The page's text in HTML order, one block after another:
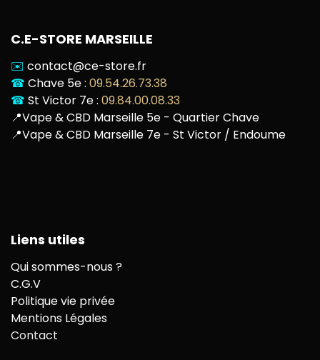
C.E-STORE MARSEILLE
✉️ contact@ce-store.fr
☎ Chave 5e : 09.54.26.73.38
☎ St Victor 7e : 09.84.00.08.33
📍Vape & CBD Marseille 5e - Quartier Chave
📍Vape & CBD Marseille 7e - St Victor / Endoume
Liens utiles
Qui sommes-nous ?
C.G.V
Politique vie privée
Mentions Légales
Contact